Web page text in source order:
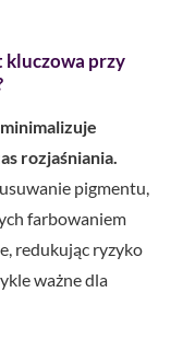
kluczowa przy
rozjaśniania.
pigmentu,
farbowaniem
redukując ryzyko
ważne dla